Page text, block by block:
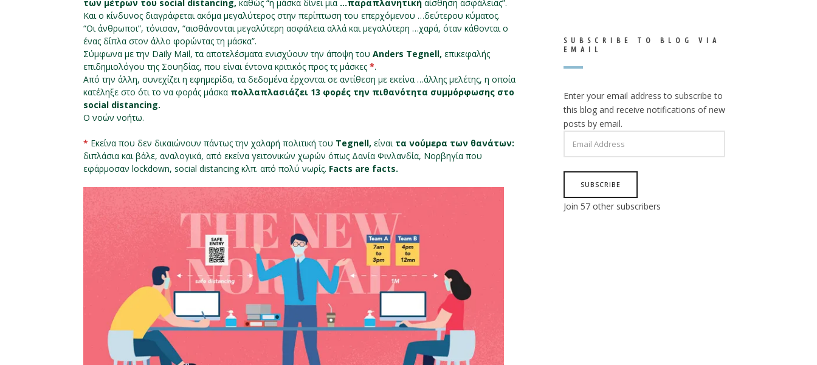
των μέτρων του social distancing, καθώς “η μάσκα δίνει μια …παραπλανητική αίσθηση ασφάλειας”.
Και ο κίνδυνος διαγράφεται ακόμα μεγαλύτερος στην περίπτωση του επερχόμενου …δεύτερου κύματος.
“Οι άνθρωποι”, τόνισαν, “αισθάνονται μεγαλύτερη ασφάλεια αλλά και μεγαλύτερη …χαρά, όταν κάθονται ο
ένας δίπλα στον άλλο φορώντας τη μάσκα”.
Σύμφωνα με την Daily Mail, τα αποτελέσματα ενισχύουν την άποψη του Anders Tegnell, επικεφαλής
επιδημιολόγου της Σουηδίας, που είναι έντονα κριτικός προς τς μάσκες *.
Από την άλλη, συνεχίζει η εφημερίδα, τα δεδομένα έρχονται σε αντίθεση με εκείνα …άλλης μελέτης, η οποία
κατέληξε στο ότι το να φοράς μάσκα πολλαπλασιάζει 13 φορές την πιθανότητα συμμόρφωσης στο
social distancing.
Ο νοών νοήτω.
* Εκείνα που δεν δικαιώνουν πάντως την χαλαρή πολιτική του Tegnell, είναι τα νούμερα των θανάτων:
διπλάσια και βάλε, αναλογικά, από εκείνα γειτονικών χωρών όπως Δανία Φινλανδία, Νορβηγία που
εφάρμοσαν lockdown, social distancing κλπ. από πολύ νωρίς. Facts are facts.
SUBSCRIBE TO BLOG VIA
EMAIL
Enter your email address to subscribe to
this blog and receive notifications of new
posts by email.
ADDRESS
SUBSCRIBE
Join 57 other subscribers